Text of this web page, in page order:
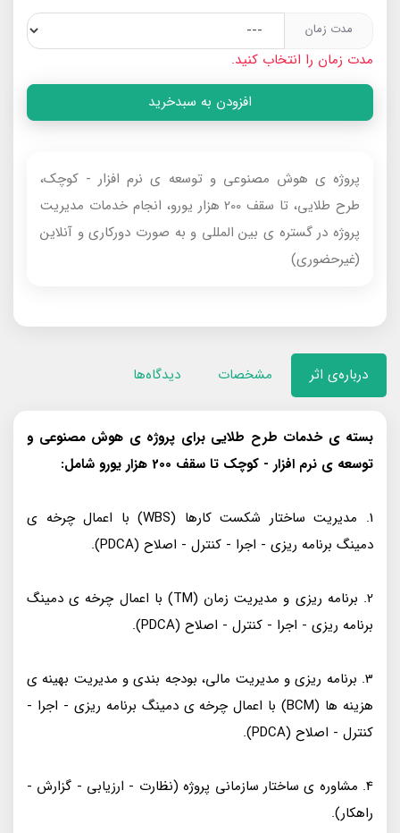
مدت زمان
مدت زمان را انتخاب کنید.
افزودن به سبدخرید
پروژه ی هوش مصنوعی و توسعه ی نرم افزار - کوچک،
طرح طلایی، تا سقف 200 هزار یورو، انجام خدمات مدیریت
پروژه در گستره ی بین المللی و به صورت دورکاری و آنلاین
(غیرحضوری)
درباره‌ی اثر مشخصات دیدگاه‌ها
بسته ی خدمات طرح طلایی برای پروژه ی هوش مصنوعی و
توسعه ی نرم افزار - کوچک تا سقف 200 هزار یورو شامل:
1. مدیریت ساختار شکست کارها (WBS) با اعمال چرخه ی
دمینگ برنامه ریزی - اجرا - کنترل - اصلاح (PDCA).
2. برنامه ریزی و مدیریت زمان (TM) با اعمال چرخه ی دمینگ
برنامه ریزی - اجرا - کنترل - اصلاح (PDCA).
3. برنامه ریزی و مدیریت مالی، بودجه بندی و مدیریت بهینه ی
هزینه ها (BCM) با اعمال چرخه ی دمینگ برنامه ریزی - اجرا -
کنترل - اصلاح (PDCA).
4. مشاوره ی ساختار سازمانی پروژه (نظارت - ارزیابی - گزارش -
راهکار).